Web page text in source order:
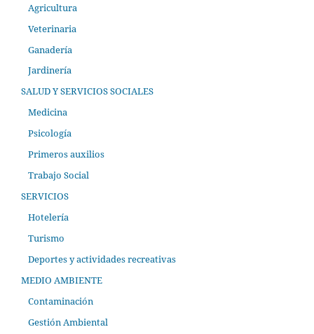
Agricultura
Veterinaria
Ganadería
Jardinería
SALUD Y SERVICIOS SOCIALES
Medicina
Psicología
Primeros auxilios
Trabajo Social
SERVICIOS
Hotelería
Turismo
Deportes y actividades recreativas
MEDIO AMBIENTE
Contaminación
Gestión Ambiental